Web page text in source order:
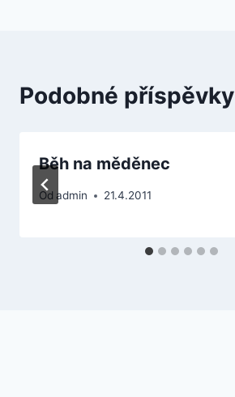
Podobné příspěvky
Běh na měděnec
Od admin 21.4.2011